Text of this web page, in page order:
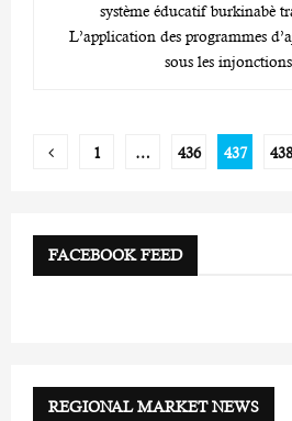
système éducatif burkinabè
L’application des programmes
sous les
Pagination
publications
1 … 436 437 438
FACEBOOK FEED
REGIONAL MARKET NEWS